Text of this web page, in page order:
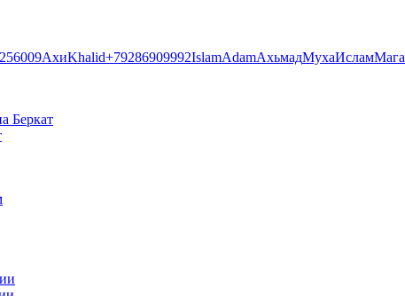
АхиKhalid+79286909992IslamAdamАхьмадМухаИсламМага
Беркат